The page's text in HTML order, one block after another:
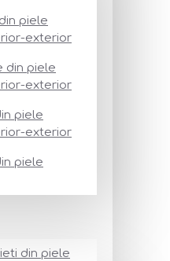
piele
exterior
din piele
exterior
piele
exterior
piele
din piele